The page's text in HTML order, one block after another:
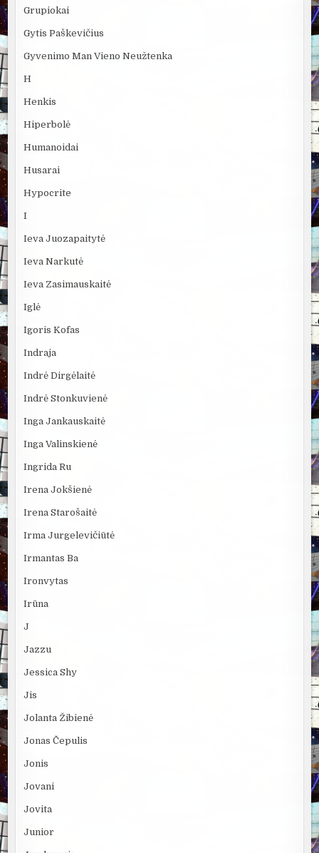
Grupiokai
Gytis Paškevičius
Gyvenimo Man Vieno Neužtenka
H
Henkis
Hiperbolė
Humanoidai
Husarai
Hypocrite
I
Ieva Juozapaitytė
Ieva Narkutė
Ieva Zasimauskaitė
Iglė
Igoris Kofas
Indraja
Indrė Dirgėlaitė
Indrė Stonkuvienė
Inga Jankauskaitė
Inga Valinskienė
Ingrida Ru
Irena Jokšienė
Irena Starošaitė
Irma Jurgelevičiūtė
Irmantas Ba
Ironvytas
Irūna
J
Jazzu
Jessica Shy
Jis
Jolanta Žibienė
Jonas Čepulis
Jonis
Jovani
Jovita
Junior